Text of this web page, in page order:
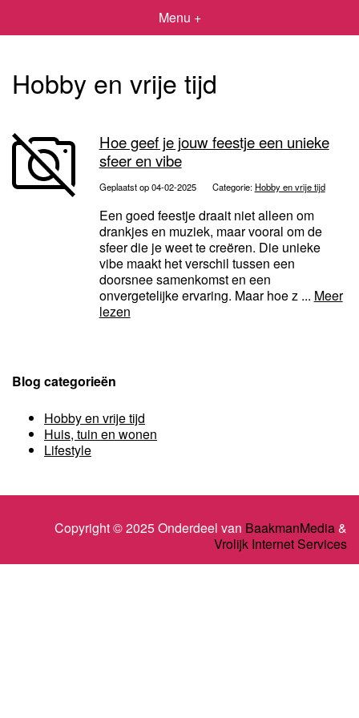
Menu +
Hobby en vrije tijd
Hoe geef je jouw feestje een unieke
sfeer en vibe
Geplaatst op 04-02-2025 Categorie: Hobby en vrije tijd
Een goed feestje draait niet alleen om
drankjes en muziek, maar vooral om de
sfeer die je weet te creëren. Die unieke
vibe maakt het verschil tussen een
doorsnee samenkomst en een
onvergetelijke ervaring. Maar hoe z ... Meer
lezen
Blog categorieën
Hobby en vrije tijd
Huis, tuin en wonen
Lifestyle
Copyright © 2025 Onderdeel van BaakmanMedia&
Vrolijk Internet Services